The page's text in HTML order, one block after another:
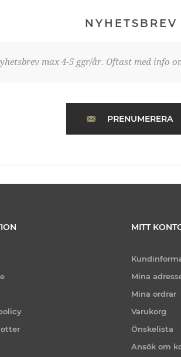
NYHETSBREV
max 4-5 ggr/år. Oftast med info
PRENUMERERA
MITT
Mina
Mina ordrar
Varukorg
Önskelista
Ansök om